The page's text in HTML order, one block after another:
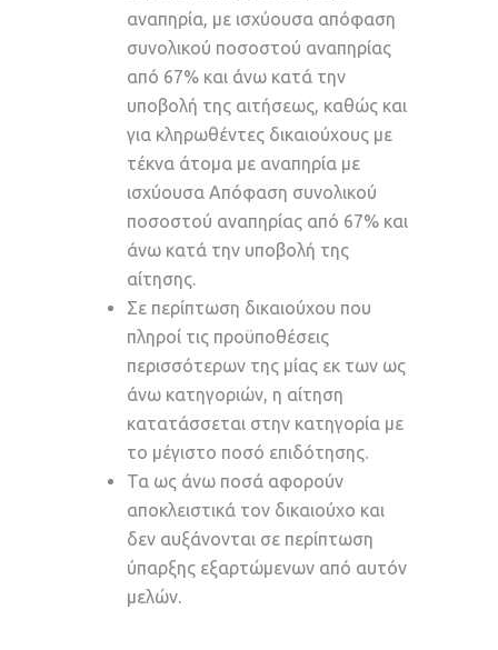
αναπηρία, με ισχύουσα απόφαση
συνολικού ποσοστού αναπηρίας
από 67% και άνω κατά την
υποβολή της αιτήσεως, καθώς και
για κληρωθέντες δικαιούχους με
τέκνα άτομα με αναπηρία με
ισχύουσα Απόφαση συνολικού
ποσοστού αναπηρίας από 67% και
άνω κατά την υποβολή της
αίτησης.
Σε περίπτωση δικαιούχου που
πληροί τις προϋποθέσεις
περισσότερων της μίας εκ των ως
άνω κατηγοριών, η αίτηση
κατατάσσεται στην κατηγορία με
το μέγιστο ποσό επιδότησης.
Τα ως άνω ποσά αφορούν
αποκλειστικά τον δικαιούχο και
δεν αυξάνονται σε περίπτωση
ύπαρξης εξαρτώμενων από αυτόν
μελών.